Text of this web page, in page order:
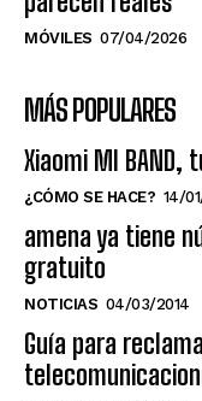
MÓVILES 07/04/2026
MÁS POPULARES
Xiaomi MI BAND,
¿CÓMO SE HACE? 14/
amena ya tiene
gratuito
NOTICIAS 04/03/2014
Guía para